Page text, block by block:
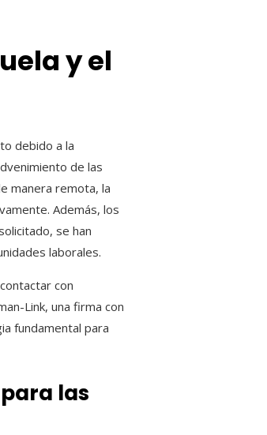
y el
debido a la
de las
manera remota, la
Además, los
se han
laborales.
con
Link, una firma con
fundamental para
las